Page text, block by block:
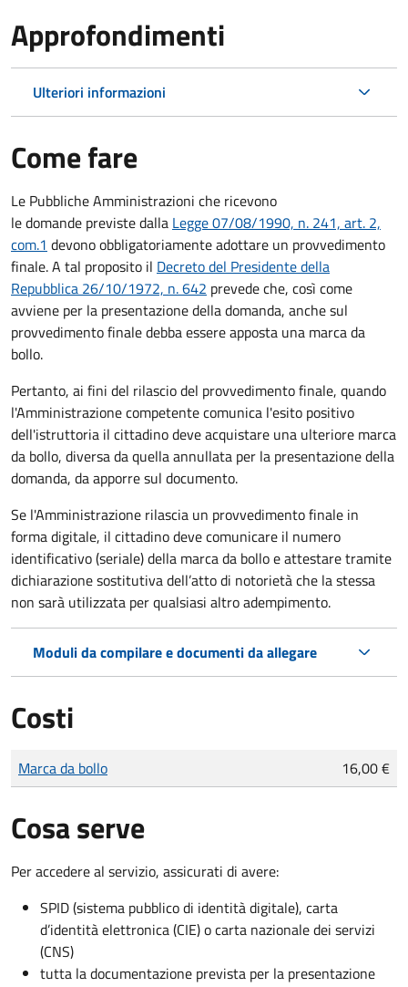
Approfondimenti
Ulteriori informazioni
Come fare
Le Pubbliche Amministrazioni che ricevono
le domande previste dalla Legge 07/08/1990, n. 241, art. 2,
com.1 devono obbligatoriamente adottare un provvedimento
finale. A tal proposito il Decreto del Presidente della
Repubblica 26/10/1972, n. 642 prevede che, così come
avviene per la presentazione della domanda, anche sul
provvedimento finale debba essere apposta una marca da
bollo.
Pertanto, ai fini del rilascio del provvedimento finale, quando
l'Amministrazione competente comunica l'esito positivo
dell'istruttoria il cittadino deve acquistare una ulteriore marca
da bollo, diversa da quella annullata per la presentazione della
domanda, da apporre sul documento.
Se l'Amministrazione rilascia un provvedimento finale in
forma digitale, il cittadino devecomunicare il numero
identificativo (seriale) della marca da bollo e attestare tramite
dichiarazione sostitutiva dell’atto di notorietà che la stessa
non sarà utilizzata per qualsiasi altro adempimento.
Moduli da compilare e documenti da allegare
Costi
Tipo di pagamento
Importo
Marca da bollo 16,00 €
Cosa serve
Per accedere al servizio, assicurati di avere:
SPID (sistema pubblico di identità digitale), carta
d’identità elettronica (CIE) o carta nazionale dei servizi
(CNS)
tutta la documentazione prevista per la presentazione